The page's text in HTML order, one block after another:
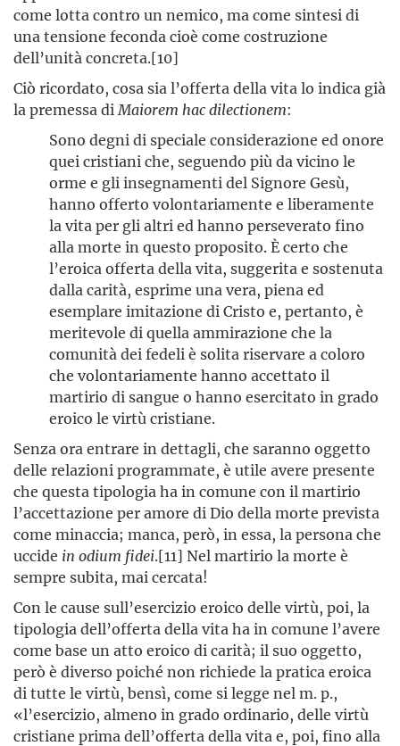
come lotta contro un nemico, ma come sintesi di
una tensione feconda cioè come costruzione
dell’unità concreta.[10]
Ciò ricordato, cosa sia l’offerta della vita lo indica già
la premessa di Maiorem hac dilectionem:
Sono degni di speciale considerazione ed onore
quei cristiani che, seguendo più da vicino le
orme e gli insegnamenti del Signore Gesù,
hanno offerto volontariamente e liberamente
la vita per gli altri ed hanno perseverato fino
alla morte in questo proposito. È certo che
l’eroica offerta della vita, suggerita e sostenuta
dalla carità, esprime una vera, piena ed
esemplare imitazione di Cristo e, pertanto, è
meritevole di quella ammirazione che la
comunità dei fedeli è solita riservare a coloro
che volontariamente hanno accettato il
martirio di sangue o hanno esercitato in grado
eroico le virtù cristiane.
Senza ora entrare in dettagli, che saranno oggetto
delle relazioni programmate, è utile avere presente
che questa tipologia ha in comune con il martirio
l’accettazione per amore di Dio della morte prevista
come minaccia; manca, però, in essa, la persona che
uccide in odium fidei.[11] Nel martirio la morte è
sempre subita, mai cercata!
Con le cause sull’esercizio eroico delle virtù, poi, la
tipologia dell’offerta della vita ha in comune l’avere
come base un atto eroico di carità; il suo oggetto,
però è diverso poiché non richiede la pratica eroica
di tutte le virtù, bensì, come si legge nel m. p.,
«l’esercizio, almeno in grado ordinario, delle virtù
cristiane prima dell’offerta della vita e, poi, fino alla